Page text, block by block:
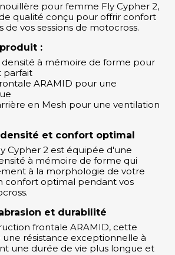
pour femme Fly Cypher 2,
qualité conçu pour offrir confort
vos sessions de motocross.
:
densité à mémoire de forme pour
parfait
ARAMID pour une
en Mesh pour une ventilation
et confort optimal
Cypher 2 est équipée d'une
à mémoire de forme qui
à la morphologie de votre
confort optimal pendant vos
et durabilité
frontale ARAMID, cette
résistance exceptionnelle à
une durée de vie plus longue et